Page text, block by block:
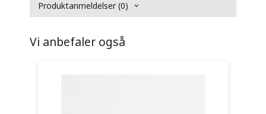
Produktanmeldelser (0)
Vi anbefaler også